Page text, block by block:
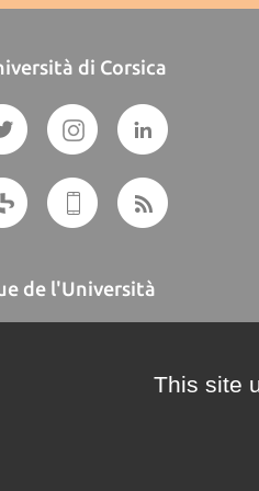
di Corsica
de l'Università
This site